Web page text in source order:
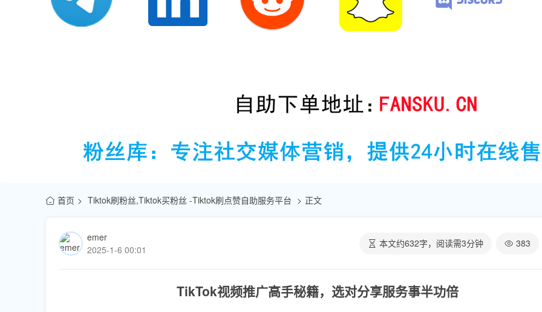
首页 Tiktok刷粉丝,Tiktok买粉丝 -Tiktok刷点赞自助服务平台 正文
emer
2025-1-6 00:01
本文约632字，阅读需3分钟 383
TikTok视频推广高手秘籍，选对分享服务事半功倍